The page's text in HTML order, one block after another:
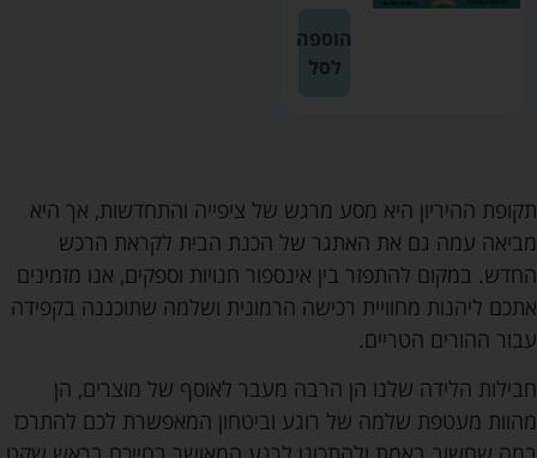
הוספה
לסל
תקופת ההיריון היא מסע מרגש של ציפייה והתחדשות, אך היא
מביאה עמה גם את האתגר של הכנת הבית לקראת הרכש
החדש. במקום להתפזר בין אינספור חנויות וספקים, אנו מזמינים
אתכם ליהנות מחוויית רכישה הרמונית ושלמה שתוכננה בקפידה
עבור ההורים הטריים.
חבילות הלידה שלנו הן הרבה מעבר לאוסף של מוצרים, הן
מהוות מעטפת שלמה של רוגע וביטחון המאפשרת לכם להתרכז